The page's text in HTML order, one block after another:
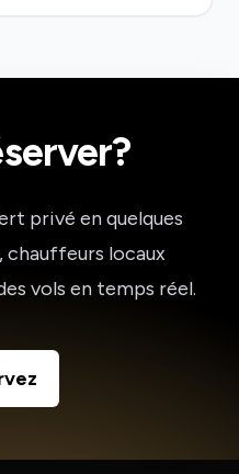
privé en quelques
locaux
vols en temps réel.